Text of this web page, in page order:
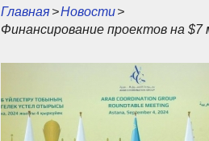
Главная>Новости>
Финансирование проектов на $7